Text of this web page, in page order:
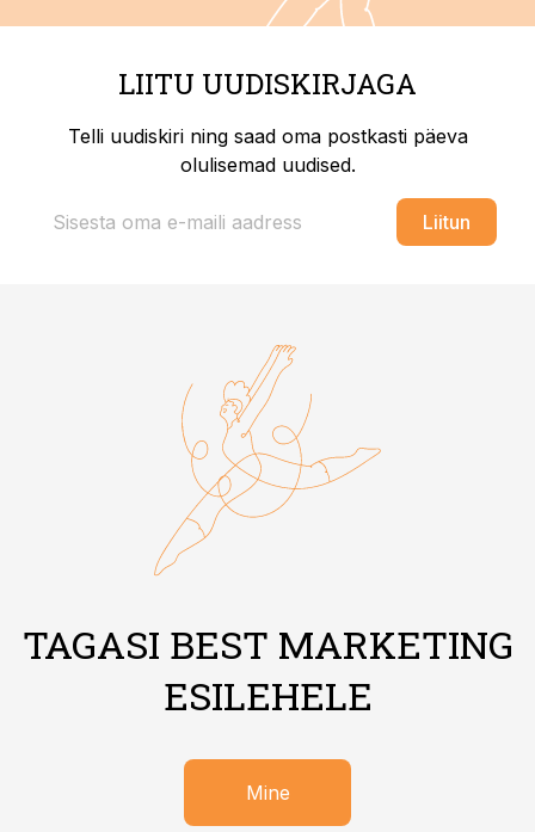
LIITU UUDISKIRJAGA
Telli uudiskiri ning saad oma postkasti päeva
olulisemad uudised.
Liitun
TAGASI BEST MARKETING
ESILEHELE
Mine